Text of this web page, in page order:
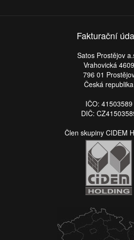
Fakturační
Satos Prostějov
Vrahovická 4609
796 01
Česká republika
IČO: 41503589
DIČ:
Člen skupiny CIDEM